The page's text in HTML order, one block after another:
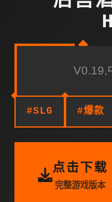
V0.19,
#SLG #爆款
点击下载
完整游戏版本